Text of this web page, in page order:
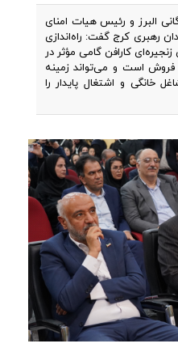
البرز و رئیس هیات امنای
رهبری کرج گفت: راه‌اندازی
کارافن گامی مؤثر در
فروش است و می‌تواند زمینه
خانگی و اشتغال پایدار را